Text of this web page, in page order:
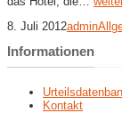
8. Juli 2012admin
Informationen
Kontakt